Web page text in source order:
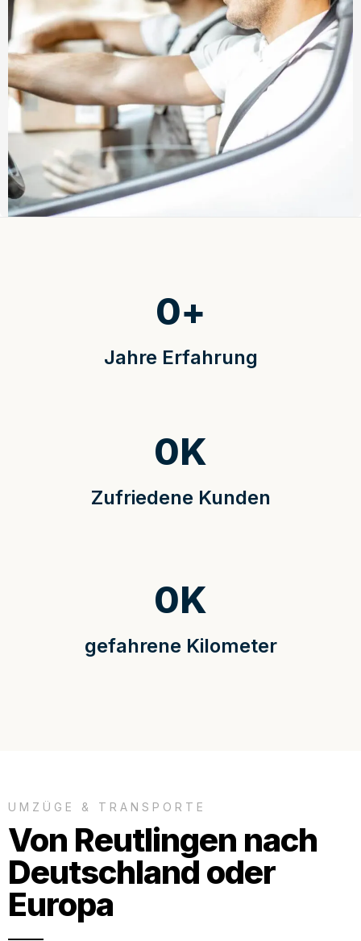
Jahre Erfahrung
0+
Zufriedene Kunden
0K
gefahrene Kilometer
0K
UMZÜGE & TRANSPORTE
Von Reutlingen nach
Deutschland oder
Europa